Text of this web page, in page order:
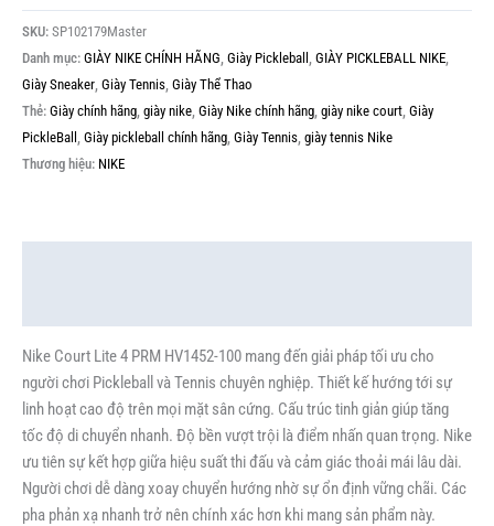
SKU: SP102179Master
Danh mục: GIÀY NIKE CHÍNH HÃNG Giày Pickleball GIÀY PICKLEBALL NIKE
Giày Sneaker Giày Tennis Giày Thể Thao
Thẻ: Giày chính hãng giày nike Giày Nike chính hãng giày nike court Giày
PickleBall Giày pickleball chính hãng Giày Tennis giày tennis Nike
Thương hiệu: NIKE
Nike Court Lite 4 PRM HV1452-100 mang đến giải pháp tối ưu cho
người chơi Pickleball và Tennis chuyên nghiệp. Thiết kế hướng tới sự
linh hoạt cao độ trên mọi mặt sân cứng. Cấu trúc tinh giản giúp tăng
tốc độ di chuyển nhanh. Độ bền vượt trội là điểm nhấn quan trọng. Nike
ưu tiên sự kết hợp giữa hiệu suất thi đấu và cảm giác thoải mái lâu dài.
Người chơi dễ dàng xoay chuyển hướng nhờ sự ổn định vững chãi. Các
pha phản xạ nhanh trở nên chính xác hơn khi mang sản phẩm này.